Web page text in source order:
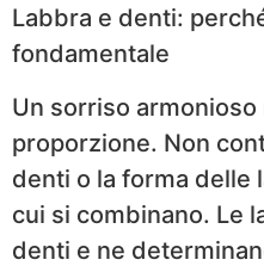
Labbra e denti:
fondamentale
Un sorriso armonioso
proporzione. Non
denti o la forma delle
cui si combinano. Le
denti e ne